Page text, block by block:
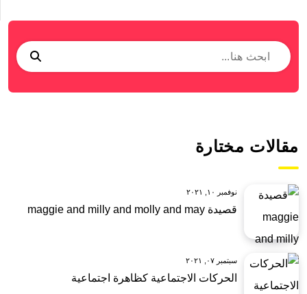
مقالات مختارة
نوفمبر ١٠, ٢٠٢١
قصيدة maggie and milly and molly and may
سبتمبر ٠٧, ٢٠٢١
الحركات الاجتماعية كظاهرة اجتماعية